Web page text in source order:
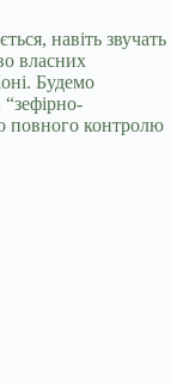
навіть звучать
власних
Будемо
повного контролю